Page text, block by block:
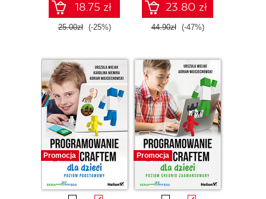
18.75 zł
25.00zł (-25%)
23.80 zł
44.90zł (-47%)
Promocja Promocja